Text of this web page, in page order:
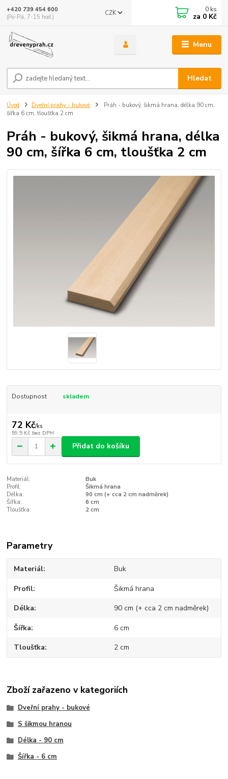
Menu
CZK
Hledat
+420 739 454 600
(Po-Pá, 7-15 hod.)
0 ks
za 0 Kč
Úvod Dveřní prahy - bukové
Práh - bukový, šikmá hrana, délka 90 cm,
šířka 6 cm, tloušťka 2 cm
Práh - bukový, šikmá hrana, délka
90 cm, šířka 6 cm, tloušťka 2 cm
Dostupnost skladem
72 Kč/ks
59,5 Kč bez DPH
Přidat do košíku
Materiál:
Buk
Profil:
Šikmá hrana
Délka:
90 cm (+ cca 2 cm nadměrek)
Šířka:
6 cm
Tloušťka:
2 cm
Parametry
Materiál Buk
Profil Šikmá hrana
Délka 90 cm (+ cca 2 cm nadměrek)
Šířka 6 cm
Tloušťka 2 cm
Zboží zařazeno v kategoriích
Dveřní prahy - bukové
S šikmou hranou
Délka - 90 cm
Šířka - 6 cm